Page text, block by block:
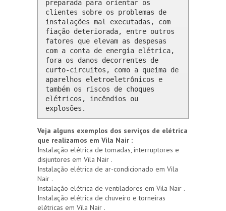
preparada para orientar os
clientes sobre os problemas de
instalações mal executadas, com
fiação deteriorada, entre outros
fatores que elevam as despesas
com a conta de energia elétrica,
fora os danos decorrentes de
curto-circuitos, como a queima de
aparelhos eletroeletrônicos e
também os riscos de choques
elétricos, incêndios ou
explosões.
Veja alguns exemplos dos serviços de elétrica
que realizamos em Vila Nair :
Instalação elétrica de tomadas, interruptores e
disjuntores em Vila Nair .
Instalação elétrica de ar-condicionado em Vila
Nair .
Instalação elétrica de ventiladores em Vila Nair .
Instalação elétrica de chuveiro e torneiras
elétricas em Vila Nair .